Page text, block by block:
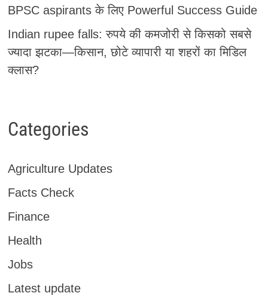
BPSC aspirants के लिए Powerful Success Guide
Indian rupee falls: रुपये की कमजोरी से किसको सबसे
ज्यादा झटका—किसान, छोटे व्यापारी या शहरों का मिडिल
क्लास?
Categories
Agriculture Updates
Facts Check
Finance
Health
Jobs
Latest update